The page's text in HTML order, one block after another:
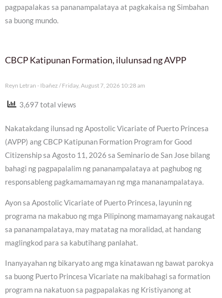
pagpapalakas sa pananampalataya at pagkakaisa ng Simbahan
sa buong mundo.
CBCP Katipunan Formation, ilulunsad ng AVPP
Reyn Letran - Ibañez Friday, August 7, 2026 10:28 am
3,697 total views
Nakatakdang ilunsad ng Apostolic Vicariate of Puerto Princesa
(AVPP) ang CBCP Katipunan Formation Program for Good
Citizenship sa Agosto 11, 2026 sa Seminario de San Jose bilang
bahagi ng pagpapalalim ng pananampalataya at paghubog ng
responsableng pagkamamamayan ng mga mananampalataya.
Ayon sa Apostolic Vicariate of Puerto Princesa, layunin ng
programa na makabuo ng mga Pilipinong mamamayang nakaugat
sa pananampalataya, may matatag na moralidad, at handang
maglingkod para sa kabutihang panlahat.
Inanyayahan ng bikaryato ang mga kinatawan ng bawat parokya
sa buong Puerto Princesa Vicariate na makibahagi sa formation
program na nakatuon sa pagpapalakas ng Kristiyanong at